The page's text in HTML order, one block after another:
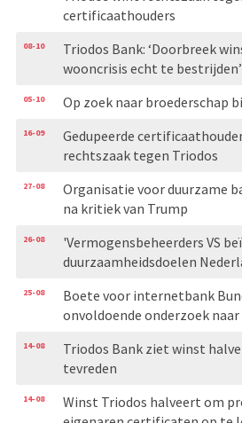
certificaathouders
08-10
Triodos Bank: ‘Doorbreek
wooncrisis echt te bestrijden’
05-10 Op zoek naar broederschap
16-09
Gedupeerde
rechtszaak tegen Triodos
27-08
Organisatie voor duurzame
na kritiek van Trump
26-08
'Vermogensbeheerders VS
duurzaamheidsdoelen
25-08
Boete voor internetbank
onvoldoende onderzoek
14-08
Triodos Bank ziet winst
tevreden
14-08
Winst Triodos halveert om